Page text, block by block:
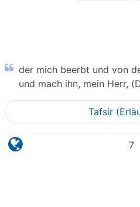
der mich beerbt und von
und mach ihn, mein Herr,
Tafsir
7